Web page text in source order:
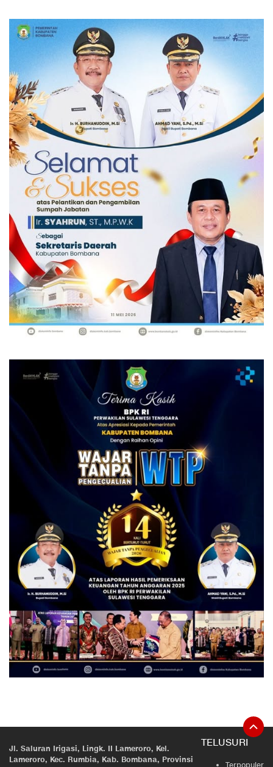
Jl. Saluran Irigasi, Lingk. II Lameroro, Kel.
Lameroro, Kec. Rumbia, Kab. Bombana, Provinsi
TELUSURI